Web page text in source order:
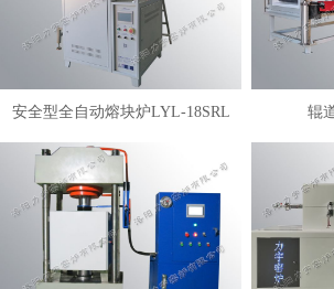
安全型全自动熔块炉LYL-18SRL 辊